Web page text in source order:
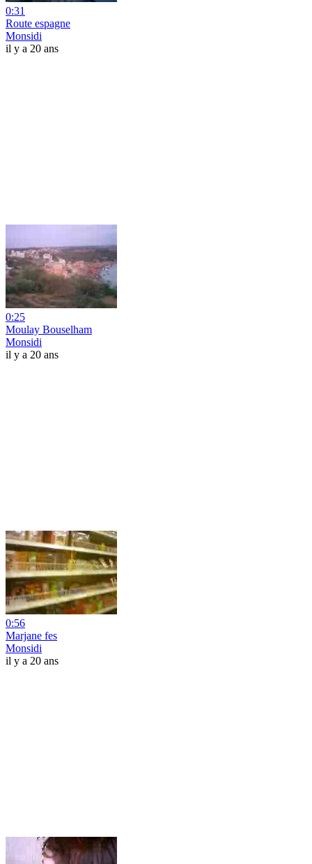
0:31
Route espagne
Monsidi
il y a 20 ans
0:25
Moulay Bouselham
Monsidi
il y a 20 ans
0:56
Marjane fes
Monsidi
il y a 20 ans